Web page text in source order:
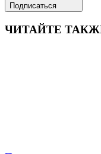
Подписаться
ЧИТАЙТЕ